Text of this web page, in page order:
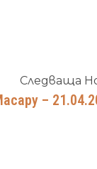
Следваща
–